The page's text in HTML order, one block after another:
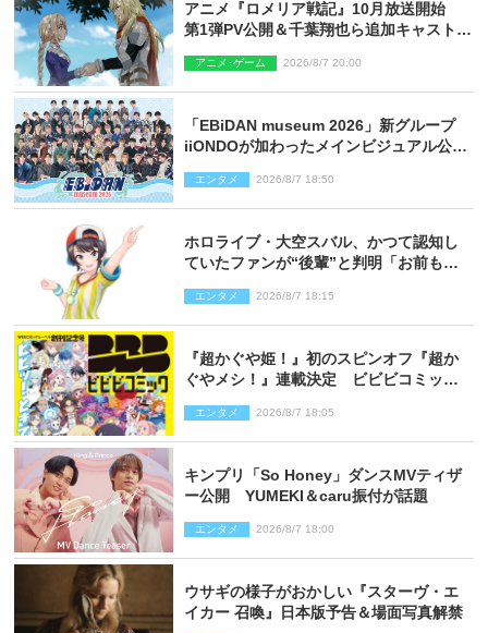
アニメ『ロメリア戦記』10月放送開始
第1弾PV公開＆千葉翔也ら追加キャスト4
アニメ･ゲーム 2026/8/7 20:00
「EBiDAN museum 2026」新グループ
iiONDOが加わったメインビジュアル公
エンタメ 2026/8/7 18:50
ホロライブ・大空スバル、かつて認知し
ていたファンが“後輩”と判明「お前もし
エンタメ 2026/8/7 18:15
『超かぐや姫！』初のスピンオフ『超か
ぐやメシ！』連載決定 ビビビコミック
エンタメ 2026/8/7 18:05
キンプリ「So Honey」ダンスMVティザ
ー公開 YUMEKI＆caru振付が話題
エンタメ 2026/8/7 18:00
ウサギの様子がおかしい『スターヴ・エ
イカー 召喚』日本版予告＆場面写真解禁